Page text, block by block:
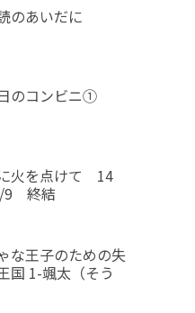
のあいだに
のコンビニ①
火を点けて 14
9 終結
な王子のための失
国 1-颯太（そう